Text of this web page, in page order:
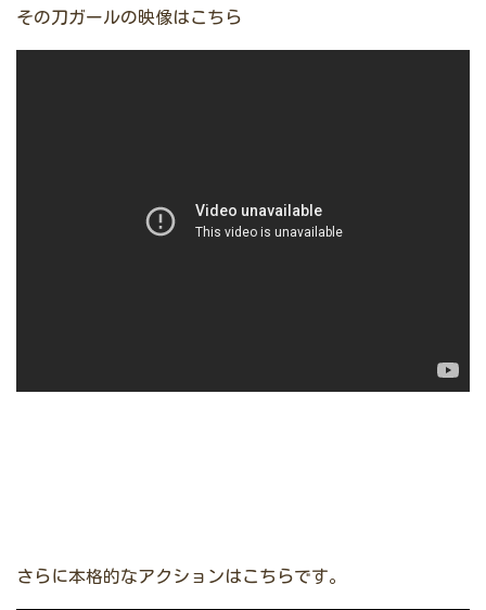
その刀ガールの映像はこちら
さらに本格的なアクションはこちらです。